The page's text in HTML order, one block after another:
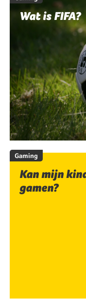
Wat is FIFA?
Gaming
Kan mijn
gamen?